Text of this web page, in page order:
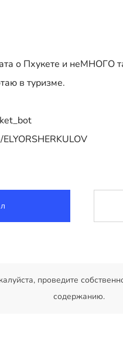
о Пхукете и неМНОГО
в туризме.
проведите
содержанию.